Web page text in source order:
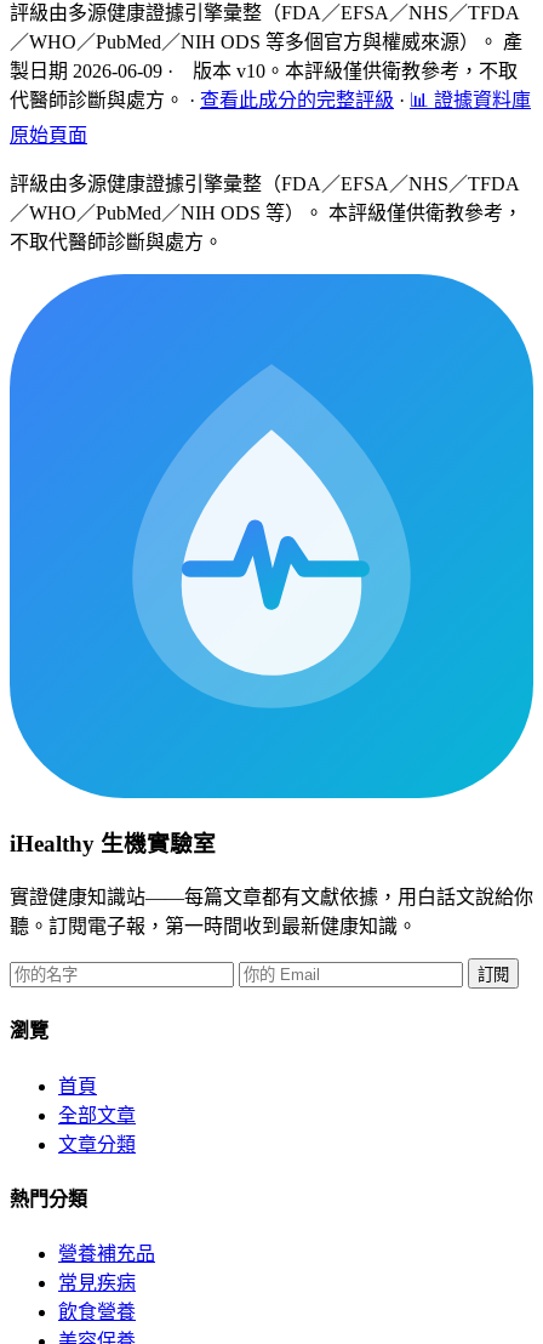
評級由多源健康證據引擎彙整（FDA／EFSA／NHS／TFDA
／WHO／PubMed／NIH ODS 等多個官方與權威來源）。 產
製日期 2026-06-09 · 版本 v10。本評級僅供衛教參考，不取
代醫師診斷與處方。 · 查看此成分的完整評級 · 📊 證據資料庫
原始頁面
評級由多源健康證據引擎彙整（FDA／EFSA／NHS／TFDA
／WHO／PubMed／NIH ODS 等）。 本評級僅供衛教參考，
不取代醫師診斷與處方。
iHealthy 生機實驗室
實證健康知識站——每篇文章都有文獻依據，用白話文說給你
聽。訂閱電子報，第一時間收到最新健康知識。
訂閱
瀏覽
首頁
全部文章
文章分類
熱門分類
營養補充品
常見疾病
飲食營養